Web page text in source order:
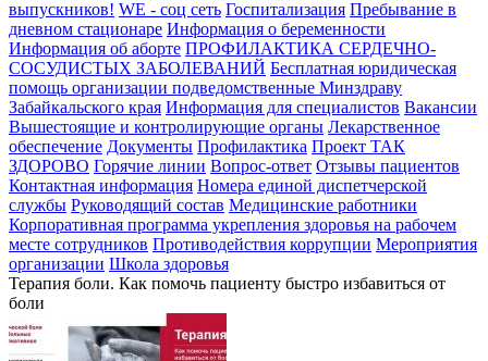
выпускников! WE - соц сеть Госпитализация Пребывание в
дневном стационаре Информация о беременности
Информация об аборте ПРОФИЛАКТИКА СЕРДЕЧНО-
СОСУДИСТЫХ ЗАБОЛЕВАНИЙ Бесплатная юридическая
помощь организации подведомственные Минздраву
Забайкальского края Информация для специалистов Вакансии
Вышестоящие и контролирующие органы Лекарственное
обеспечение Документы Профилактика Проект ТАК
ЗДОРОВО Горячие линии Вопрос-ответ Отзывы пациентов
Контактная информация Номера единой диспетчерской
службы Руководящий состав Медицинские работники
Корпоративная программа укрепления здоровья на рабочем
месте сотрудников Противодействия коррупции Мероприятия
организации Школа здоровья
Терапия боли. Как помочь пациенту быстро избавиться от
боли